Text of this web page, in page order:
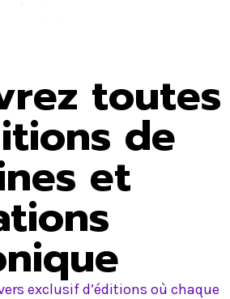
toutes
de
et
exclusif d’éditions où chaque